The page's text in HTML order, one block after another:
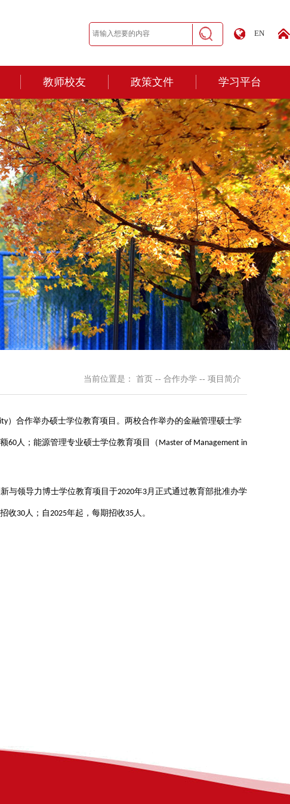
EN
教师校友 政策文件 学习平台
当前位置是： 首页 -- 合作办学 -- 项目简介
）合作举办硕士学位教育项目。两校合作举办的金融管理硕士学
60人；能源管理专业硕士学位教育项目（ Master of Management in
与领导力博士学位教育项目于2020年3月正式通过教育部批准办学
收30人；自2025年起，每期招收35人。